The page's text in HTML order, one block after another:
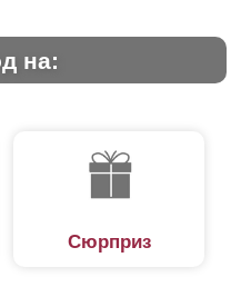
на:
Сюрприз